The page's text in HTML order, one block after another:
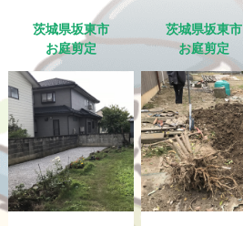
茨城県坂東市
お庭剪定
茨城県坂東市
お庭剪定